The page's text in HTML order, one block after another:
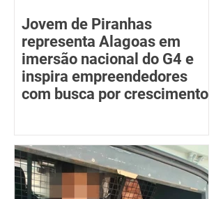
Jovem de Piranhas
representa Alagoas em
imersão nacional do G4 e
inspira empreendedores
com busca por crescimento